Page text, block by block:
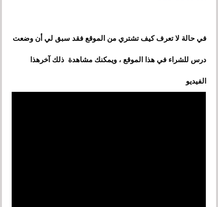
في حالة لا تعرف كيف تشتري من الموقع فقد سبق لي أن وضعت
درس للشراء في هذا الموقع ، ويمكنك مشاهدة ذلك آخرهذا
الفيديو